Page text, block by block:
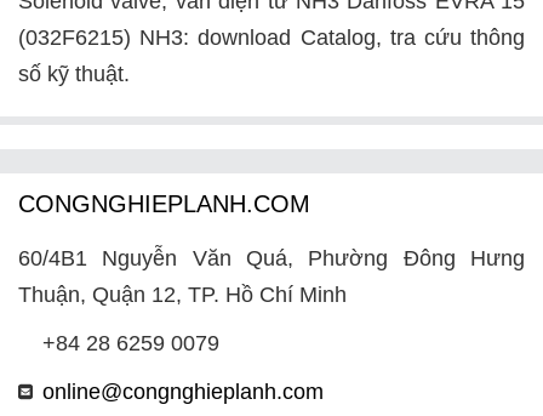
(032F6215) NH3: download Catalog, tra cứu thông
số kỹ thuật.
CONGNGHIEPLANH.COM
60/4B1 Nguyễn Văn Quá, Phường Đông Hưng
Thuận, Quận 12, TP. Hồ Chí Minh
+84 28 6259 0079
online@congnghieplanh.com